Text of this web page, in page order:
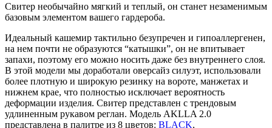
Свитер необычайно мягкий и теплый, он станет незаменимым
базовым элементом вашего гардероба.
Идеальный кашемир тактильно безупречен и гипоаллергенен,
на нем почти не образуются “катышки”, он не впитывает
запахи, поэтому его можно носить даже без внутреннего слоя.
В этой модели мы доработали оверсайз силуэт, использовали
более плотную и широкую резинку на вороте, манжетах и
нижнем крае, что полностью исключает вероятность
деформации изделия. Свитер представлен с трендовым
удлиненным рукавом реглан. Модель AKLLA 2.0
представлена в палитре из 8 цветов: BLACK,